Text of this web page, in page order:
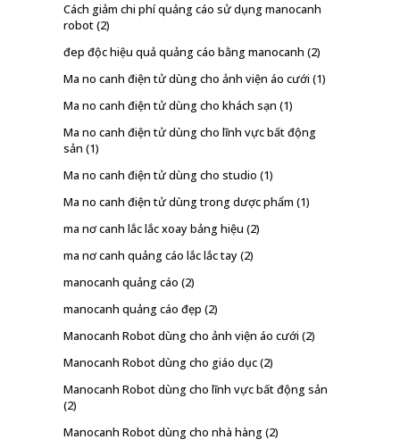
Cách giảm chi phí quảng cáo sử dụng manocanh
robot(2)
đep độc hiệu quả quảng cáo bằng manocanh (2)
Ma no canh điện tử dùng cho ảnh viện áo cưới (1)
Ma no canh điện tử dùng cho khách sạn (1)
Ma no canh điện tử dùng cho lĩnh vực bất động
sản (1)
Ma no canh điện tử dùng cho studio (1)
Ma no canh điện tử dùng trong dược phẩm (1)
ma nơ canh lắc lắc xoay bảng hiệu (2)
ma nơ canh quảng cáo lắc lắc tay(2)
manocanh quảng cáo (2)
manocanh quảng cáo đẹp (2)
Manocanh Robot dùng cho ảnh viện áo cưới (2)
Manocanh Robot dùng cho giáo dục(2)
Manocanh Robot dùng cho lĩnh vực bất động sản
(2)
Manocanh Robot dùng cho nhà hàng(2)